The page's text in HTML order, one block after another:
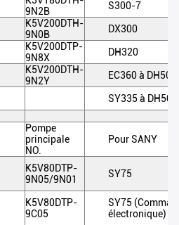
9N2B
S300-7
K5V200DTH-
9N0B
DX300
K5V200DTP-
9N8X
DH320
K5V200DTH-
9N2Y
EC360 à DH500
SY335 à DH500
Pompe
principale
NO.
Pour SANY
K5V80DTP-
9N05/9N01
SY75
K5V80DTP-
9C05
SY75
électronique)